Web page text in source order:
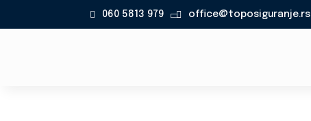
060 5813 979  office@toposiguranje.rs